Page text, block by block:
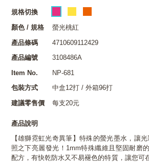
規格切換
顏色 / 規格
螢光桃紅
產品條碼
4710609112429
產品編號
3108486A
Item No.
NP-681
包裝方式
中盒12打 / 外箱96打
建議零售價
每支20元
產品說明
【雄獅霓虹光奇異筆】特殊的螢光墨水，讓
照之下亮麗發光！1mm特殊纖維且堅固耐磨
配方，有快乾防水又不易褪色的特質，讓您可